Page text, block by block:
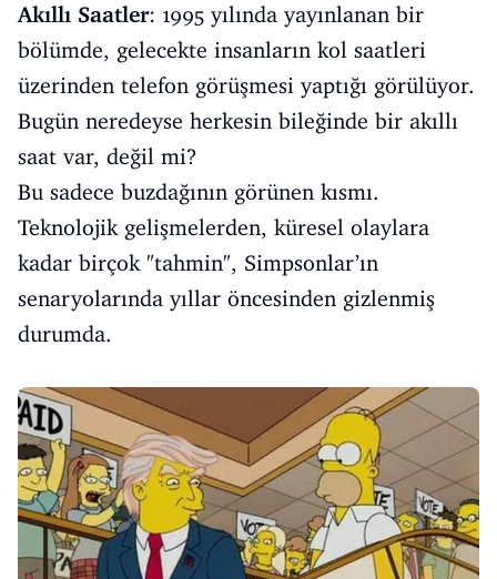
Akıllı Saatler: 1995 yılında yayınlanan bir
bölümde, gelecekte insanların kol saatleri
üzerinden telefon görüşmesi yaptığı görülüyor.
Bugün neredeyse herkesin bileğinde bir akıllı
saat var, değil mi?
Bu sadece buzdağının görünen kısmı.
Teknolojik gelişmelerden, küresel olaylara
kadar birçok "tahmin", Simpsonlar’ın
senaryolarında yıllar öncesinden gizlenmiş
durumda.